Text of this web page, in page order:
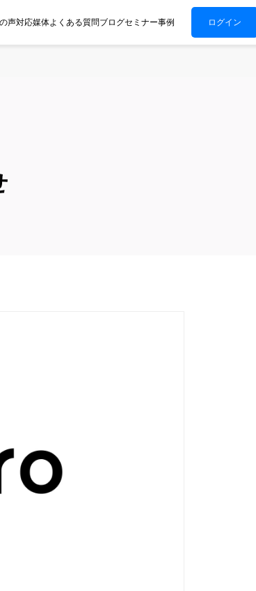
声対応媒体よくある質問ブログセミナー事例 ログイン